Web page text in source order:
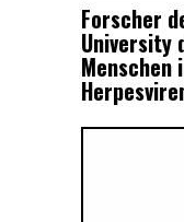
Forscher
University
Menschen